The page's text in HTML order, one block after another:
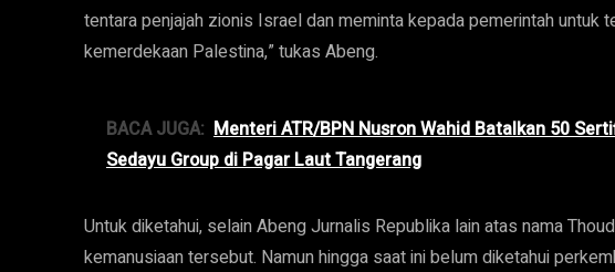
tentara penjajah zionis Israel dan meminta kepada pemerintah untuk
kemerdekaan Palestina,” tukas Abeng.
BACA JUGA: Menteri ATR/BPN Nusron Wahid Batalkan 50
Sedayu Group di Pagar Laut Tangerang
Untuk diketahui, selain Abeng Jurnalis Republika lain atas nama
kemanusiaan tersebut. Namun hingga saat ini belum diketahui